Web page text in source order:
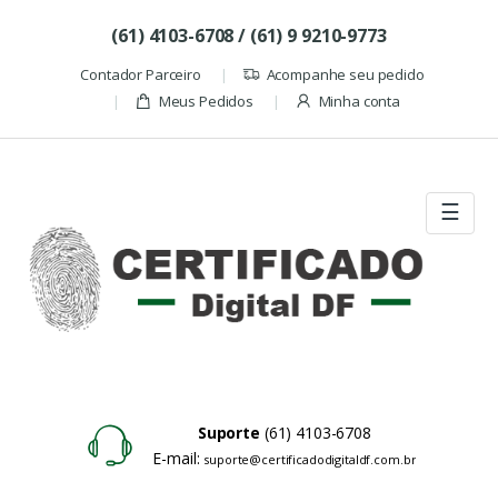
(61) 4103-6708 / (61) 9 9210-9773
Contador Parceiro
Acompanhe seu pedido
Meus Pedidos
Minha conta
☰
Suporte (61) 4103-6708
E-mail: suporte@certificadodigitaldf.com.br